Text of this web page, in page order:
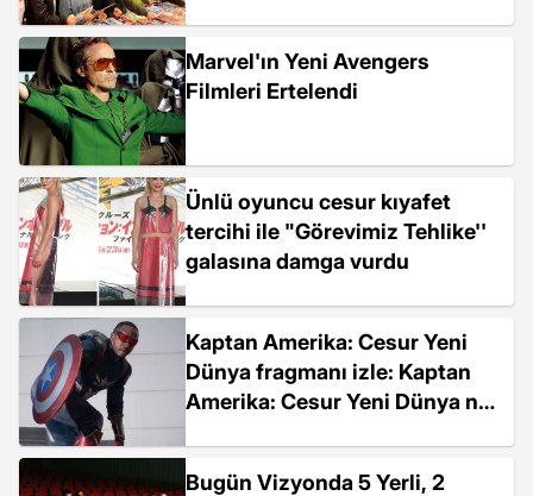
Marvel'ın Yeni Avengers
Filmleri Ertelendi
Ünlü oyuncu cesur kıyafet
tercihi ile "Görevimiz Tehlike''
galasına damga vurdu
Kaptan Amerika: Cesur Yeni
Dünya fragmanı izle: Kaptan
Amerika: Cesur Yeni Dünya ne
Bugün Vizyonda 5 Yerli, 2